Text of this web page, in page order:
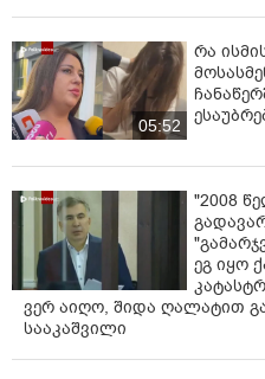
05:52
რა
"2008
ეგ იყო
ვერ აიღო, შიდა ღალატით
სააკაშვილი